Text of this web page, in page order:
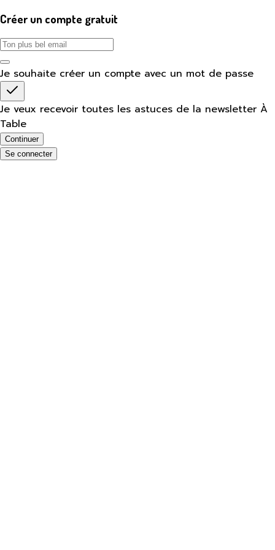
Créer un compte gratuit
Je souhaite créer un compte avec un mot de passe
Je veux recevoir toutes les astuces de la newsletter À
Table
Continuer
Se connecter